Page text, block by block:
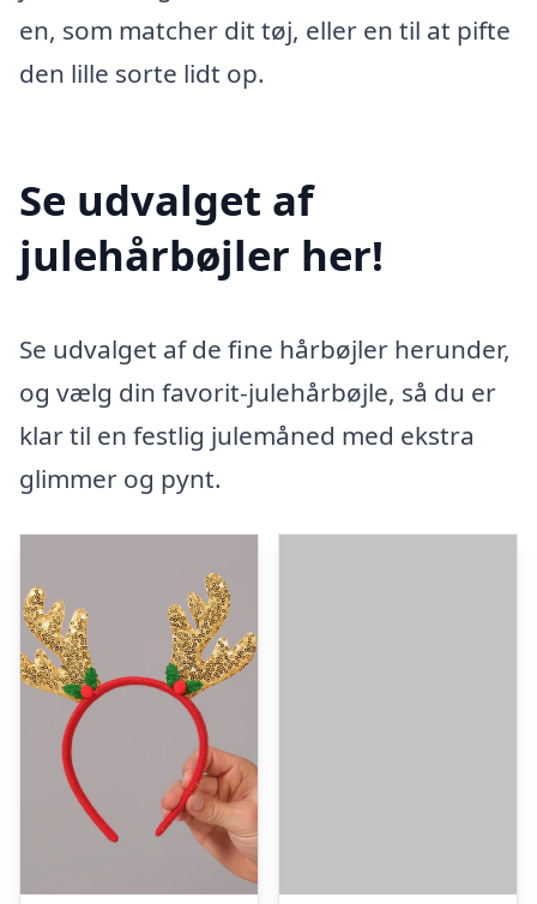
en, som matcher dit tøj, eller en til at pifte
den lille sorte lidt op.
Se udvalget af
julehårbøjler her!
Se udvalget af de fine hårbøjler herunder,
og vælg din favorit-julehårbøjle, så du er
klar til en festlig julemåned med ekstra
glimmer og pynt.